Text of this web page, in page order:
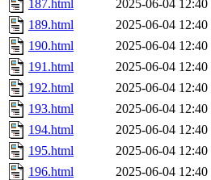
187.html
2025-06-04 12:40
189.html
2025-06-04 12:40
190.html
2025-06-04 12:40
191.html
2025-06-04 12:40
192.html
2025-06-04 12:40
193.html
2025-06-04 12:40
194.html
2025-06-04 12:40
195.html
2025-06-04 12:40
196.html
2025-06-04 12:40